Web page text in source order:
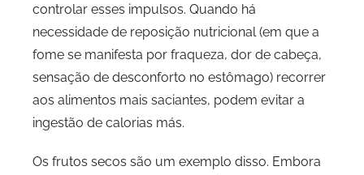
controlar esses impulsos. Quando há
necessidade de reposição nutricional (em que a
fome se manifesta por fraqueza, dor de cabeça,
sensação de desconforto no estômago) recorrer
aos alimentos mais saciantes, podem evitar a
ingestão de calorias más.
Os frutos secos são um exemplo disso. Embora